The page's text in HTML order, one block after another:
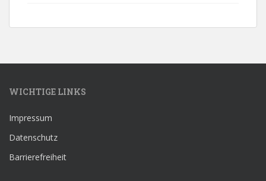
WICHTIGE LINKS
Impressum
Datenschutz
Barrierefreiheit